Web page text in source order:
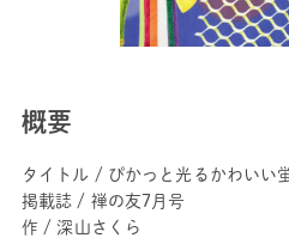
概要
タイトル / ぴかっと光るかわいい
掲載誌 / 禅の友7月号
作 / 深山さくら